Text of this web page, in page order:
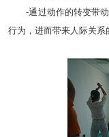
-通过动作的转变带动
行为，进而带来人际关系